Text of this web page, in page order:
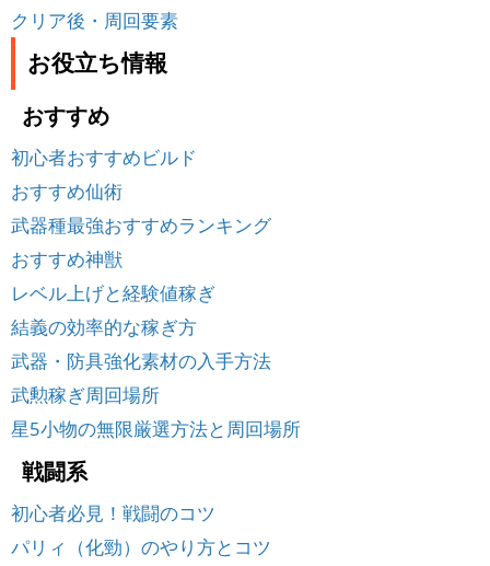
クリア後・周回要素
お役立ち情報
おすすめ
初心者おすすめビルド
おすすめ仙術
武器種最強おすすめランキング
おすすめ神獣
レベル上げと経験値稼ぎ
結義の効率的な稼ぎ方
武器・防具強化素材の入手方法
武勲稼ぎ周回場所
星5小物の無限厳選方法と周回場所
戦闘系
初心者必見！戦闘のコツ
パリィ（化勁）のやり方とコツ